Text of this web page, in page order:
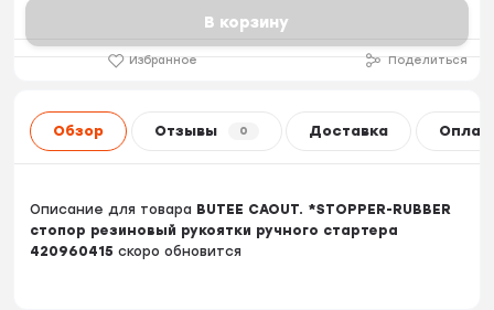
В корзину
Избранное Поделиться
Обзор Отзывы 0 Доставка
Описание для товара BUTEE CAOUT. *STOPPER-RUBBER
стопор резиновый рукоятки ручного стартера
420960415 скоро обновится